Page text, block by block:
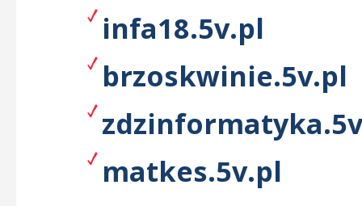
infa18.5v.pl
brzoskwinie.5v.pl
matkes.5v.pl